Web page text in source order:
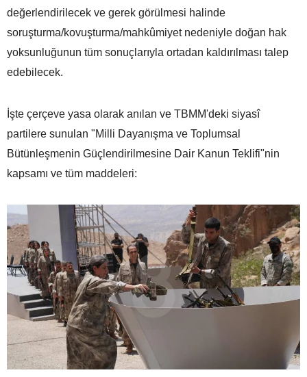
değerlendirilecek ve gerek görülmesi halinde
soruşturma/kovuşturma/mahkûmiyet nedeniyle doğan hak
yoksunluğunun tüm sonuçlarıyla ortadan kaldırılması talep
edebilecek.
İşte çerçeve yasa olarak anılan ve TBMM'deki siyasî
partilere sunulan "Milli Dayanışma ve Toplumsal
Bütünleşmenin Güçlendirilmesine Dair Kanun Teklifi"nin
kapsamı ve tüm maddeleri: